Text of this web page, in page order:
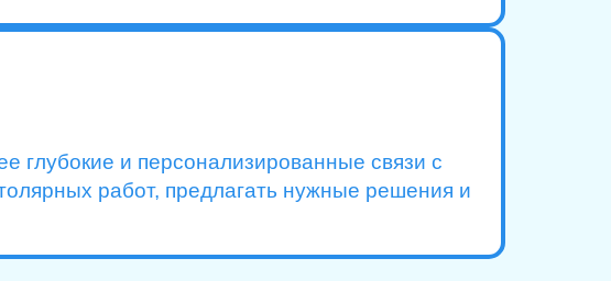
глубокие и персонализированные связи с
работ, предлагать нужные решения и